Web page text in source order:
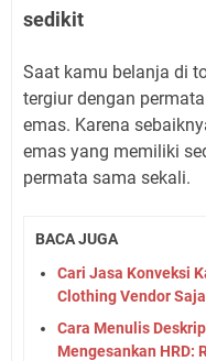
sedikit
Saat kamu belanja di
tergiur dengan
emas. Karena
emas yang memiliki
permata sama sekali.
BACA JUGA
Cari Jasa Konveksi
Clothing Vendor Saja
Cara Menulis
Mengesankan HRD: